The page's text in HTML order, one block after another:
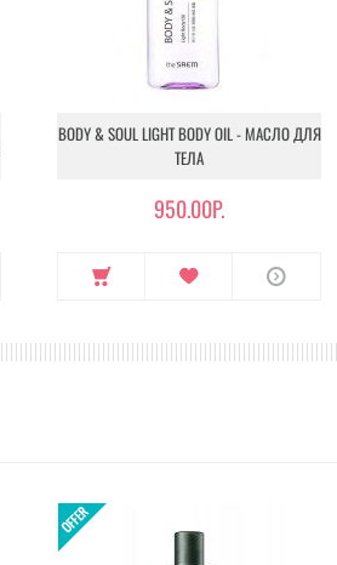
BODY & SOUL LIGHT BODY OIL - МАСЛО ДЛЯ
ТЕЛА
950.00Р.